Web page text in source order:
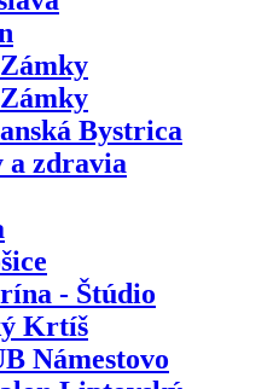
Bystrica
zdravia
- Štúdio
Krtíš
Námestovo